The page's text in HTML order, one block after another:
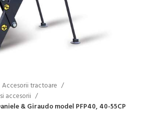
Accesorii tractoare
accesorii
& Giraudo model PFP40, 40-55CP